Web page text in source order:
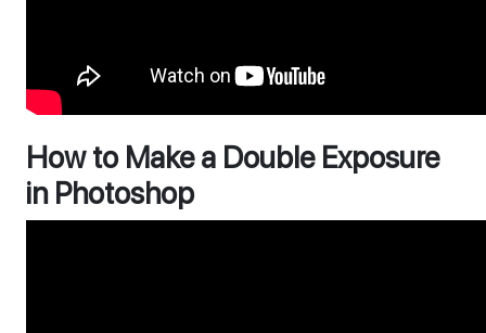
How to Make a Double Exposure
in Photoshop